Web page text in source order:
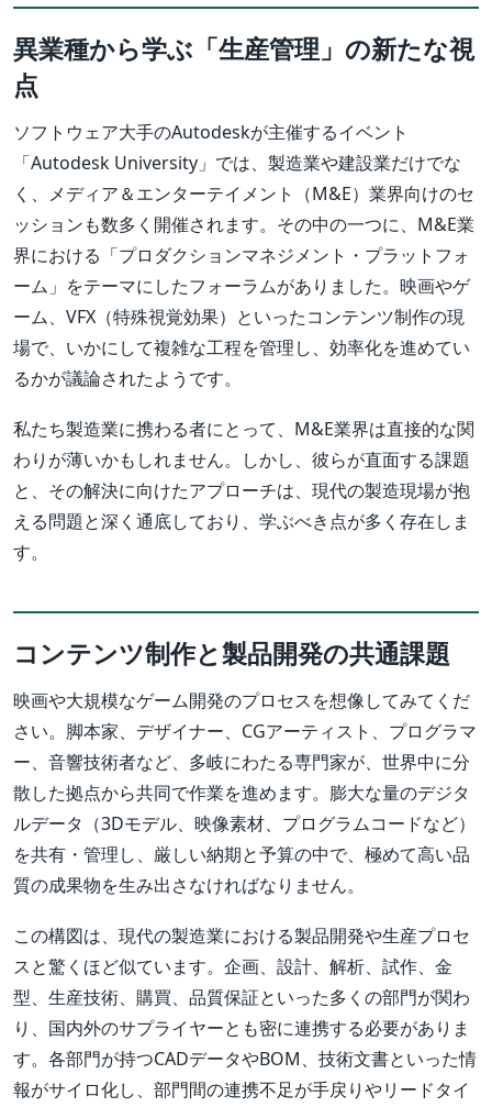
異業種から学ぶ「生産管理」の新たな視
点
ソフトウェア大手のAutodeskが主催するイベント
「Autodesk University」では、製造業や建設業だけでな
く、メディア＆エンターテイメント（M&E）業界向けのセ
ッションも数多く開催されます。その中の一つに、M&E業
界における「プロダクションマネジメント・プラットフォ
ーム」をテーマにしたフォーラムがありました。映画やゲ
ーム、VFX（特殊視覚効果）といったコンテンツ制作の現
場で、いかにして複雑な工程を管理し、効率化を進めてい
るかが議論されたようです。
私たち製造業に携わる者にとって、M&E業界は直接的な関
わりが薄いかもしれません。しかし、彼らが直面する課題
と、その解決に向けたアプローチは、現代の製造現場が抱
える問題と深く通底しており、学ぶべき点が多く存在しま
す。
コンテンツ制作と製品開発の共通課題
映画や大規模なゲーム開発のプロセスを想像してみてくだ
さい。脚本家、デザイナー、CGアーティスト、プログラマ
ー、音響技術者など、多岐にわたる専門家が、世界中に分
散した拠点から共同で作業を進めます。膨大な量のデジタ
ルデータ（3Dモデル、映像素材、プログラムコードなど）
を共有・管理し、厳しい納期と予算の中で、極めて高い品
質の成果物を生み出さなければなりません。
この構図は、現代の製造業における製品開発や生産プロセ
スと驚くほど似ています。企画、設計、解析、試作、金
型、生産技術、購買、品質保証といった多くの部門が関わ
り、国内外のサプライヤーとも密に連携する必要がありま
す。各部門が持つCADデータやBOM、技術文書といった情
報がサイロ化し、部門間の連携不足が手戻りやリードタイ